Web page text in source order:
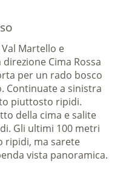
Martello e
Cima Rossa
per un rado bosco
Continuate a sinistra
piuttosto ripidi.
della cima e salite
Gli ultimi 100 metri
ripidi, ma sarete
vista panoramica.